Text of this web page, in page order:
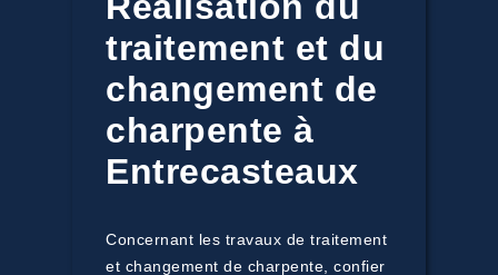
traitement et du
changement de
charpente à
Entrecasteaux
Concernant les travaux de traitement
et changement de charpente, confier